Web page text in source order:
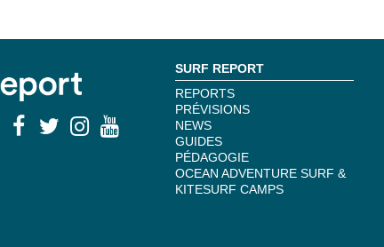
SURF REPORT
REPORTS
PRÉVISIONS
NEWS
GUIDES
PÉDAGOGIE
OCEAN ADVENTURE SURF &
KITESURF CAMPS